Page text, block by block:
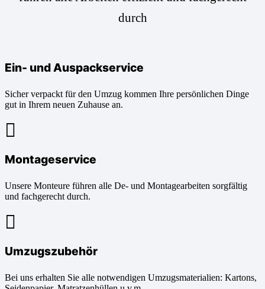
durch
Ein- und Auspackservice
Sicher verpackt für den Umzug kommen Ihre persönlichen Dinge
gut in Ihrem neuen Zuhause an.
Montageservice
Unsere Monteure führen alle De- und Montagearbeiten sorgfältig
und fachgerecht durch.
Umzugszubehör
Bei uns erhalten Sie alle notwendigen Umzugsmaterialien: Kartons,